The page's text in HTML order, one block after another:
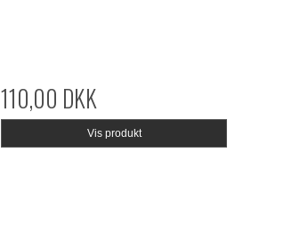
110,00 DKK
Vis produkt